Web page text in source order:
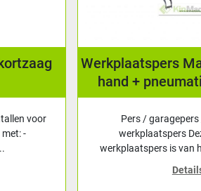
voor
-
Werkplaatspers
hand +
Pers /
werkplaatspers
werkplaatspers is van